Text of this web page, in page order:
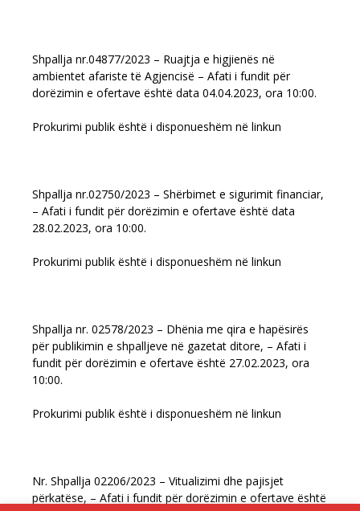
Shpallja nr.04877/2023 – Ruajtja e higjienës në
ambientet afariste të Agjencisë – Afati i fundit për
dorëzimin e ofertave është data 04.04.2023, ora 10:00.
Prokurimi publik është i disponueshëm në linkun
Shpallja nr.02750/2023 – Shërbimet e sigurimit financiar,
– Afati i fundit për dorëzimin e ofertave është data
28.02.2023, ora 10:00.
Prokurimi publik është i disponueshëm në linkun
Shpallja nr. 02578/2023 – Dhënia me qira e hapësirës
për publikimin e shpalljeve në gazetat ditore, – Afati i
fundit për dorëzimin e ofertave është 27.02.2023, ora
10:00.
Prokurimi publik është i disponueshëm në linkun
Nr. Shpallja 02206/2023 – Vitualizimi dhe pajisjet
përkatëse, – Afati i fundit për dorëzimin e ofertave është